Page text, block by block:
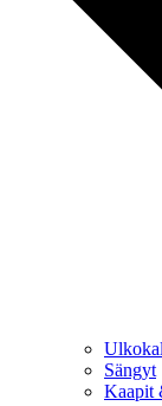
Sängyt
Kaapit